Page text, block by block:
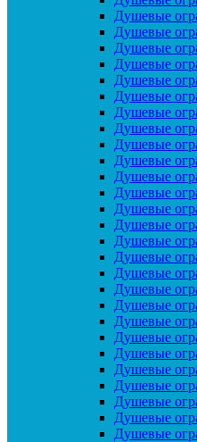
Душевые
Душевые
Душевые
Душевые
Душевые
Душевые
Душевые
Душевые
Душевые
Душевые
Душевые
Душевые
Душевые
Душевые
Душевые
Душевые
Душевые
Душевые
Душевые
Душевые
Душевые
Душевые
Душевые
Душевые
Душевые
Душевые
Душевые